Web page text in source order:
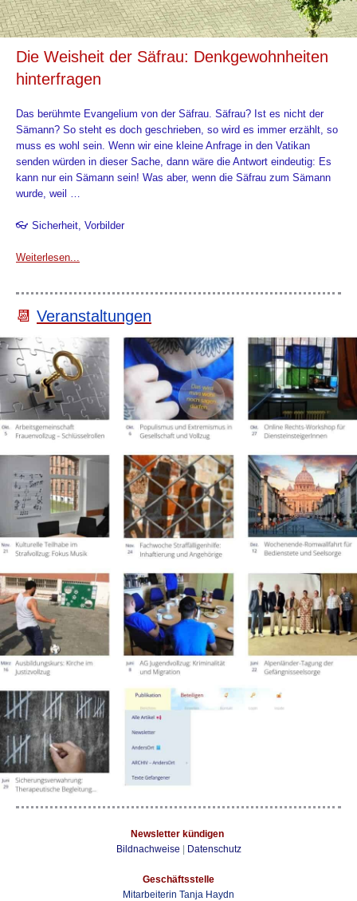
Die Weisheit der Säfrau: Denkgewohnheiten
hinterfragen
Das berühmte Evangelium von der Säfrau. Säfrau? Ist es nicht der
Sämann? So steht es doch geschrieben, so wird es immer erzählt, so
muss es wohl sein. Wenn wir eine kleine Anfrage in den Vatikan
senden würden in dieser Sache, dann wäre die Antwort eindeutig: Es
kann nur ein Sämann sein! Was aber, wenn die Säfrau zum Sämann
wurde, weil …
👓 Sicherheit, Vorbilder
Weiterlesen...
📆 Veranstaltungen
Newsletter kündigen
Bildnachweise
Datenschutz
Geschäftsstelle
Mitarbeiterin Tanja Haydn